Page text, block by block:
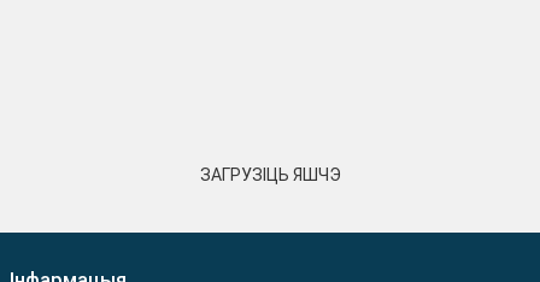
ЗАГРУЗІЦЬ ЯШЧЭ